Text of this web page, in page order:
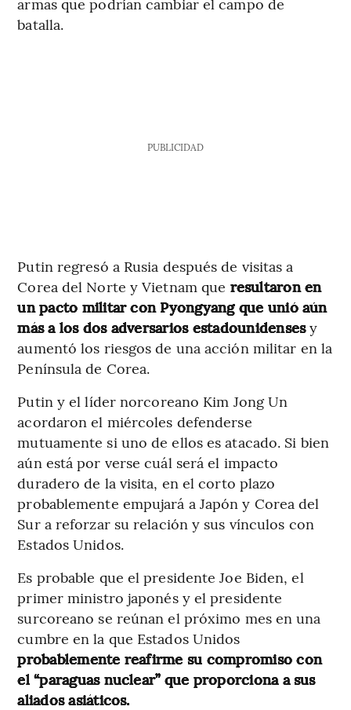
batalla.
PUBLICIDAD
Putin regresó a Rusia después de visitas a
Corea del Norte y Vietnam que resultaron en
un pacto militar con Pyongyang que unió aún
más a los dos adversarios estadounidensesy
aumentó los riesgos de una acción militar en la
Península de Corea.
Putin y el líder norcoreano Kim Jong Un
acordaron el miércoles defenderse
mutuamente si uno de ellos es atacado. Si bien
aún está por verse cuál será el impacto
duradero de la visita, en el corto plazo
probablemente empujará a Japón y Corea del
Sur a reforzar su relación y sus vínculos con
Estados Unidos.
Es probable que el presidente Joe Biden, el
primer ministro japonés y el presidente
surcoreano se reúnan el próximo mes en una
cumbre en la que Estados Unidos
probablemente reafirme su compromiso con
el “paraguas nuclear” que proporciona a sus
aliados asiáticos.